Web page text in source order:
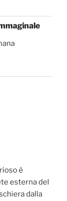
è
esterna del
dalla